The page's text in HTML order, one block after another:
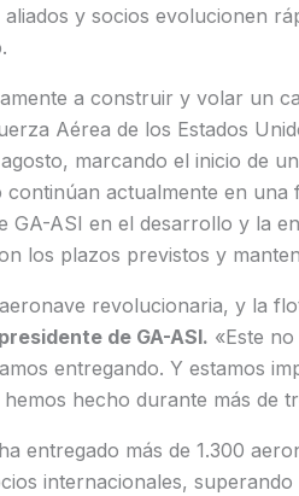
y socios evolucionen
a construir y volar un
Aérea de los Estados
marcando el inicio de
actualmente en
GA-ASI en el desarrollo y la
los plazos previstos y
revolucionaria, y la
de GA-ASI. «Este
entregando. Y estamos
hecho durante más de
entregado más de 1.300
internacionales,